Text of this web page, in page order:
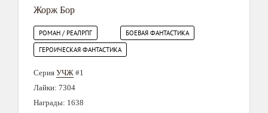
Жорж Бор
РОМАН / РЕАЛРПГ
БОЕВАЯ ФАНТАСТИКА
ГЕРОИЧЕСКАЯ ФАНТАСТИКА
Серия УЧЖ #1
Лайки: 7304
Награды: 1638